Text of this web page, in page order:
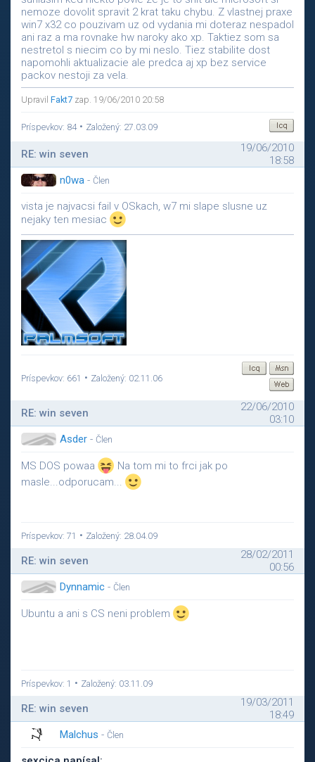
nemoze dovolit spravit 2 krat taku chybu. Z vlastnej praxe
win7 x32 co pouzivam uz od vydania mi doteraz nespadol
ani raz a ma rovnake hw naroky ako xp. Taktiez som sa
nestretol s niecim co by mi neslo. Tiez stabilite dost
napomohli aktualizacie ale predca aj xp bez service
packov nestoji za vela.
Upravil Fakt7 zap. 19/06/2010 20:58
Príspevkov: 84• Založený: 27.03.09
RE: win seven
19/06/2010
18:58
n0wa - Člen
vista je najvacsi fail v OSkach, w7 mi slape slusne uz
nejaky ten mesiac
Príspevkov: 661 • Založený: 02.11.06
RE: win seven
22/06/2010
03:10
Asder - Člen
MS DOS powaa
Na tom mi to frci jak po
masle...odporucam...
Príspevkov: 71 • Založený: 28.04.09
RE: win seven
28/02/2011
00:56
Dynnamic - Člen
Ubuntu a ani s CS neni problem
Príspevkov: 1 • Založený: 03.11.09
RE: win seven
19/03/2011
18:49
Malchus - Člen